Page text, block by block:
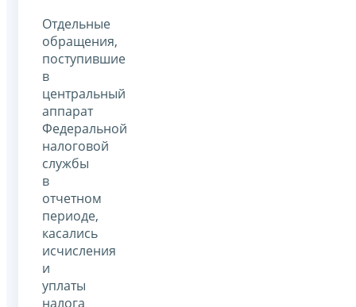
Отдельные
обращения,
поступившие
в
центральный
аппарат
Федеральной
налоговой
службы
в
отчетном
периоде,
касались
исчисления
и
уплаты
налога